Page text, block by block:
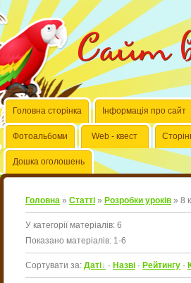
Сайт
Головна сторінка Інформація про сайт
Фотоальбоми Web - квест
Дошка оголошень
Головна » Статті » Розробки уроків » 8
У категорії матеріалів: 6
Показано матеріалів: 1-6
Сортувати за: Даті · Назві · Рейтингу ·